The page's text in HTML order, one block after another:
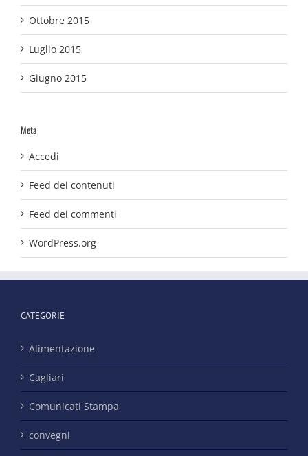
Ottobre 2015
Luglio 2015
Giugno 2015
Meta
Accedi
Feed dei contenuti
Feed dei commenti
WordPress.org
CATEGORIE
Alimentazione
Cagliari
Comunicati Stampa
convegni